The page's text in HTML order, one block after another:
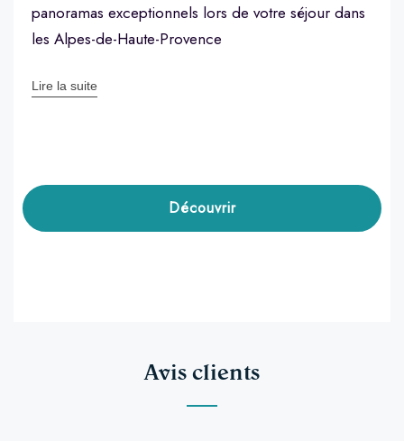
panoramas exceptionnels lors de votre séjour dans
les Alpes-de-Haute-Provence
Lire la suite
Découvrir
Avis clients